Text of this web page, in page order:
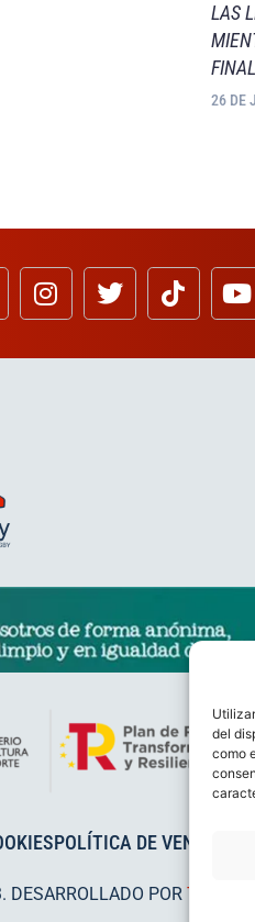
del
como
LAS
26 DE
POLÍTICA DE VENTAS
DESARROLLADO POR TOOOLS